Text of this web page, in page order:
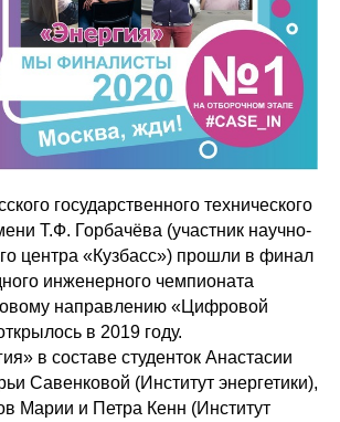
государственного технического
Т.Ф. Горбачёва (участник научно-
центра «Кузбасс») прошли в финал
инженерного чемпионата
направлению «Цифровой
в 2019 году.
в составе студенток Анастасии
Савенковой (Институт энергетики),
Марии и Петра Кенн (Институт